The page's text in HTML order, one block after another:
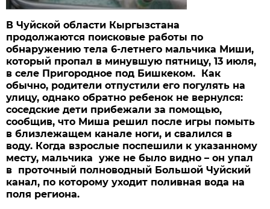
В Чуйской области Кыргызстана
продолжаются поисковые работы по
обнаружению тела 6-летнего мальчика Миши,
который пропал в минувшую пятницу, 13 июля,
в селе Пригородное под Бишкеком. Как
обычно, родители отпустили его погулять на
улицу, однако обратно ребенок не вернулся:
соседские дети прибежали за помощью,
сообщив, что Миша решил после игры помыть
в близлежащем канале ноги, и свалился в
воду. Когда взрослые поспешили к указанному
месту, мальчика уже не было видно – он упал
в проточный полноводный Большой Чуйский
канал, по которому уходит поливная вода на
поля региона.